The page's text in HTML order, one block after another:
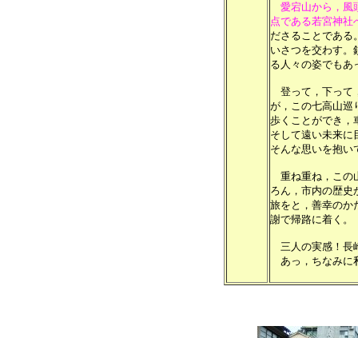
愛宕山から，風
点である若宮神社
ださることである
いさつを交わす。
る人々の姿でもあ
登って，下って
が，この七高山巡
歩くことができ，
そして遠い未来に
そんな思いを抱い
重ね重ね，この
ろん，市内の歴史
旅をと，善幸のか
謝で帰路に着く。
三人の実感！長
あっ，ちなみに